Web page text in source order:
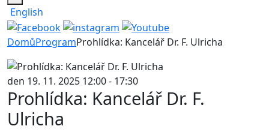
English
DomůProgramProhlídka: Kancelář Dr. F. Ulricha
den 19. 11. 2025 12:00 - 17:30
Prohlídka: Kancelář Dr. F.
Ulricha